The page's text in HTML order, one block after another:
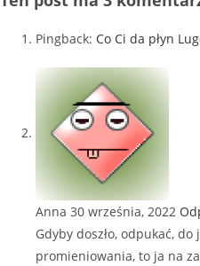
Pingback: Co Ci da płyn
Anna 30 września, 2022
Gdyby doszło, odpukać,
promieniowania, to ja na